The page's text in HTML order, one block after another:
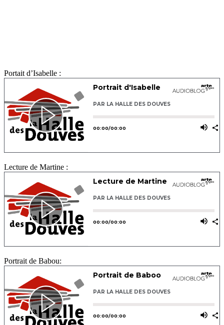
Portait d’Isabelle :
Lecture de Martine :
Portrait de Babou: